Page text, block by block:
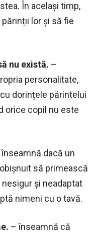
În același timp,
lor și să fie
nu există. –
personalitate,
dorințele părintelui
orice copil nu este
dacă un
să primească
și neadaptat
nimeni cu o tavă.
– înseamnă că